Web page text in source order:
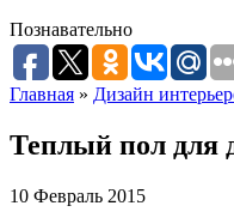
Познавательно
Главная » Дизайн
Теплый пол для
10 Февраль 2015